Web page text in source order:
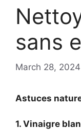
sans
March 28, 2024
Astuces
1. Vinaigre